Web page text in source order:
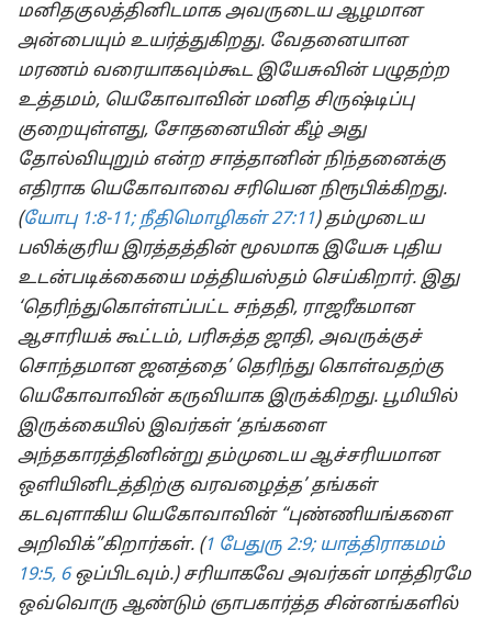
மனிதகுலத்தினிடமாக அவருடைய ஆழமான
அன்பையும் உயர்த்துகிறது. வேதனையான
மரணம் வரையாகவும்கூட இயேசுவின் பழுதற்ற
உத்தமம், யெகோவாவின் மனித சிருஷ்டிப்பு
குறையுள்ளது, சோதனையின் கீழ் அது
தோல்வியுறும் என்ற சாத்தானின் நிந்தனைக்கு
எதிராக யெகோவாவை சரியென நிரூபிக்கிறது.
(யோபு 1:8-11; நீதிமொழிகள் 27:11) தம்முடைய
பலிக்குரிய இரத்தத்தின் மூலமாக இயேசு புதிய
உடன்படிக்கையை மத்தியஸ்தம் செய்கிறார். இது
‘தெரிந்துகொள்ளப்பட்ட சந்ததி, ராஜரீகமான
ஆசாரியக் கூட்டம், பரிசுத்த ஜாதி, அவருக்குச்
சொந்தமான ஜனத்தை’ தெரிந்து கொள்வதற்கு
யெகோவாவின் கருவியாக இருக்கிறது. பூமியில்
இருக்கையில் இவர்கள் ‘தங்களை
அந்தகாரத்தினின்று தம்முடைய ஆச்சரியமான
ஒளியினிடத்திற்கு வரவழைத்த’ தங்கள்
கடவுளாகிய யெகோவாவின் “புண்ணியங்களை
அறிவிக்”கிறார்கள். (1 பேதுரு 2:9; யாத்திராகமம்
19:5, 6 ஒப்பிடவும்.) சரியாகவே அவர்கள் மாத்திரமே
ஒவ்வொரு ஆண்டும் ஞாபகார்த்த சின்னங்களில்